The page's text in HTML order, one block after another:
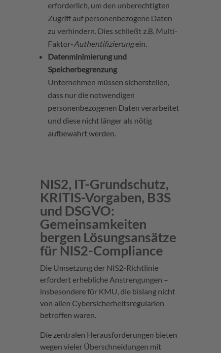
erforderlich, um den unberechtigten
Zugriff auf personenbezogene Daten
zu verhindern. Dies schließt z.B. Multi-
Faktor-Authentifizierungein.
Datenminimierung und
Speicherbegrenzung
Unternehmen müssen sicherstellen,
dass nur die notwendigen
personenbezogenen Daten verarbeitet
und diese nicht länger als nötig
aufbewahrt werden.
NIS2, IT-Grundschutz,
KRITIS-Vorgaben, B3S
und DSGVO:
Gemeinsamkeiten
bergen Lösungsansätze
für NIS2-Compliance
Die Umsetzung der NIS2-Richtlinie
erfordert erhebliche Anstrengungen –
insbesondere für KMU, die bislang nicht
von allen Cybersicherheitsregularien
betroffen waren.
Die zentralen Herausforderungen bieten
wegen vieler Überschneidungen mit